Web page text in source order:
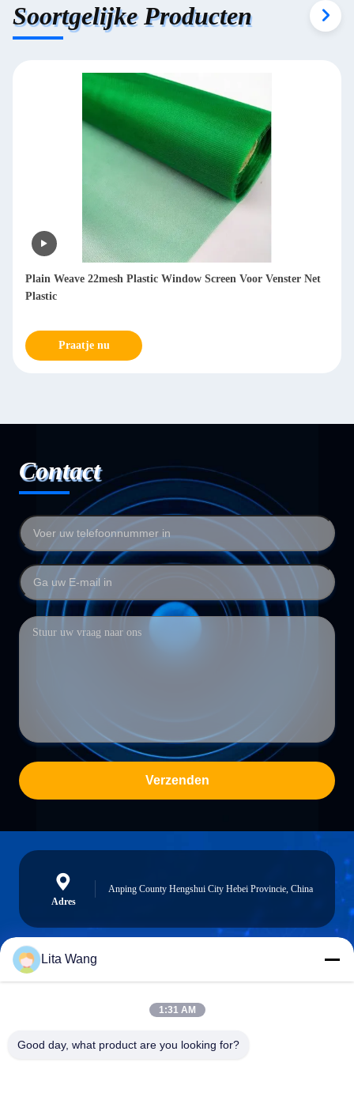
Soortgelijke Producten
Plain Weave 22mesh Plastic Window Screen Voor Venster Net
Plastic
Praatje nu
Contact
Verzenden
Adres
Anping County Hengshui City Hebei Provincie, China
lita@screenmeshnet.com
Lita Wang
1:31 AM
Good day, what product are you looking for?